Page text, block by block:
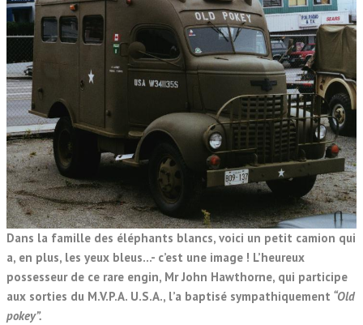
Dans la famille des éléphants blancs, voici un petit camion qui
a, en plus, les yeux bleus…- c’est une image ! L’heureux
possesseur de ce rare engin, Mr John Hawthorne, qui participe
aux sorties du M.V.P.A. U.S.A., l’a baptisé sympathiquement “Old
pokey”.